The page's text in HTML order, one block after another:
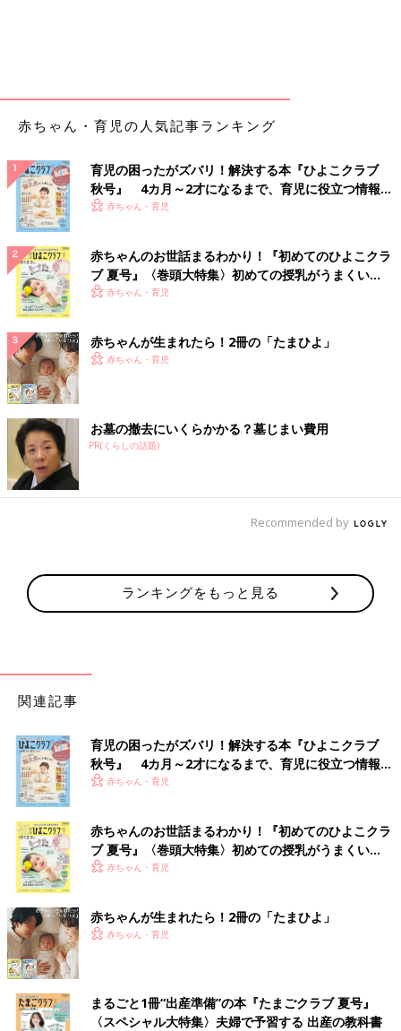
赤ちゃん・育児の人気記事ランキング
育児の困ったがズバリ！解決する本『ひよこクラブ
秋号』 4カ月～2才になるまで、育児に役立つ情報が
いっぱい！
赤ちゃん・育児
赤ちゃんのお世話まるわかり！『初めてのひよこクラ
ブ 夏号』〈巻頭大特集〉初めての授乳がうまくい
く！ おっぱい・ミルクの基本と夏のトラブル 解決テ
赤ちゃん・育児
赤ちゃんが生まれたら！2冊の「たまひよ」
赤ちゃん・育児
お墓の撤去にいくらかかる？墓じまい費用
PR(くらしの話題)
Recommended by
ランキングをもっと見る
関連記事
育児の困ったがズバリ！解決する本『ひよこクラブ
秋号』 4カ月～2才になるまで、育児に役立つ情報が
いっぱい！
赤ちゃん・育児
赤ちゃんのお世話まるわかり！『初めてのひよこクラ
ブ 夏号』〈巻頭大特集〉初めての授乳がうまくい
く！ おっぱい・ミルクの基本と夏のトラブル 解決テ
赤ちゃん・育児
赤ちゃんが生まれたら！2冊の「たまひよ」
赤ちゃん・育児
まるごと1冊“出産準備”の本『たまごクラブ 夏号』
〈スペシャル大特集〉夫婦で予習する 出産の教科書